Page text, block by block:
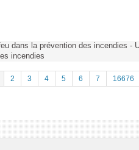
dans la prévention des incendies -
incendies
2 3 4 5 6 7 16676